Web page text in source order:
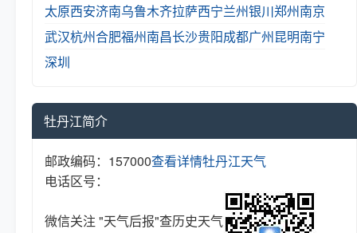
太原西安济南乌鲁木齐拉萨西宁兰州银川郑州南京
武汉杭州合肥福州南昌长沙贵阳成都广州昆明南宁
深圳
牡丹江简介
邮政编码：157000
电话区号：
查看详情牡丹江天气
微信关注 "天气后报"查历史天气